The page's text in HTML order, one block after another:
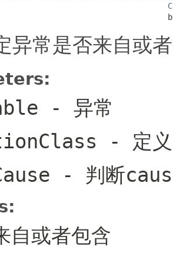
异常是否来自或
- 异常
- 定义
- 判断
或者包含